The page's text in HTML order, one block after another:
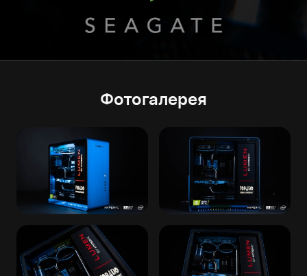
Фотогалерея